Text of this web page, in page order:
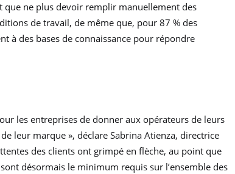
ne plus devoir remplir manuellement des
de travail, de même que, pour 87 % des
à des bases de connaissance pour répondre
les entreprises de donner aux opérateurs de leurs
leur marque », déclare Sabrina Atienza, directrice
des clients ont grimpé en flèche, au point que
désormais le minimum requis sur l’ensemble des